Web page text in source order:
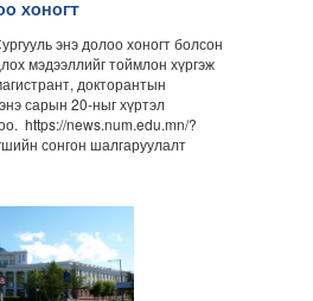
хоногт
энэ долоо хоногт болсон
мэдээллийг тоймлон хүргэж
докторантын
сарын 20-ныг хүртэл
https://news.num.edu.mn/?
сонгон шалгаруулалт